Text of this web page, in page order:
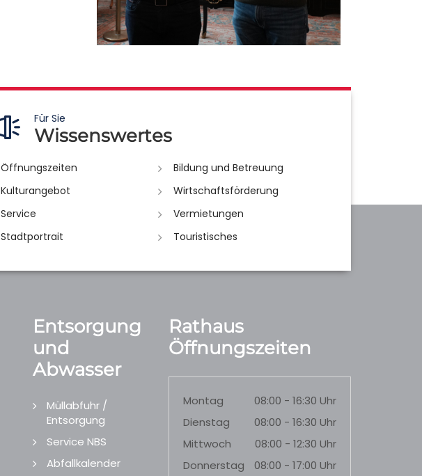
Für Sie
Wissenswertes
Öffnungszeiten
Bildung und Betreuung
Kulturangebot
Wirtschaftsförderung
Service
Vermietungen
Stadtportrait
Touristisches
Entsorgung
und
Abwasser
Müllabfuhr /
Entsorgung
Service NBS
Abfallkalender
Rathaus
Öffnungszeiten
Montag
08:00 - 16:30 Uhr
Dienstag
08:00 - 16:30 Uhr
Mittwoch
08:00 - 12:30 Uhr
Donnerstag
08:00 - 17:00 Uhr